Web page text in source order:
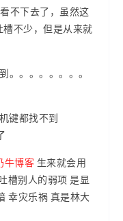
不下去了，虽然这
不少，但是从来就
。。。。。。。。
键都找不到
牛博客 生来就会用
槽别人的弱项 是显
幸灾乐祸 真是林大